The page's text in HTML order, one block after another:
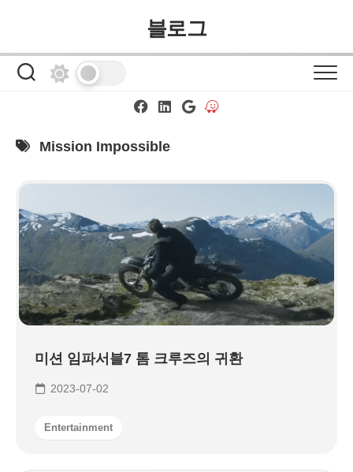
블로그
Mission Impossible
미션 임파서블7 톰 크루즈의 귀환
2023-07-02
Entertainment